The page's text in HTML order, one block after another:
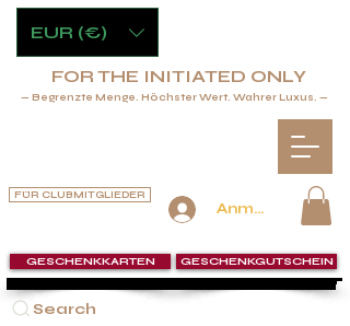
Anmelden
FÜR CLUBMITGLIEDER
Search
GESCHENKKARTEN GESCHENKGUTSCHEIN
FOR THE INITIATED ONLY
— Begrenzte Menge. Höchster Wert. Wahrer Luxus. —
EUR (€)